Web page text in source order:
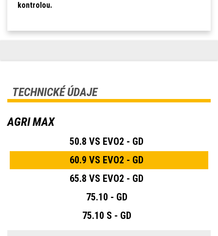
kontrolou.
TECHNICKÉ ÚDAJE
AGRI MAX
50.8 VS EVO2 - GD
60.9 VS EVO2 - GD
65.8 VS EVO2 - GD
75.10 - GD
75.10 S - GD